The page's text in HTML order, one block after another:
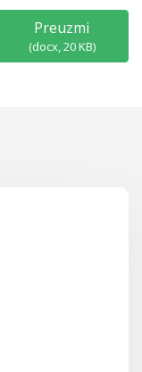
Preuzmi
(docx,20 KB)